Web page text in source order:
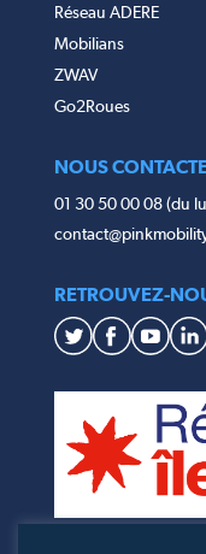
Réseau ADERE
Mobilians
ZWAV
Go2Roues
NOUS
01 30 50 00 08 (du
RETROUVEZ-